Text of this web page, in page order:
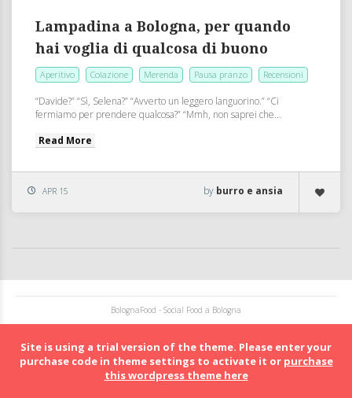
Lampadina a Bologna, per quando
hai voglia di qualcosa di buono
Aperitivo Colazione Merenda Pausa pranzo Recensioni
“Davide?” “Sì, Selena?” “Avverto un leggero languorino.” “Ci
fermiamo per prendere qualcosa?” “Mmh, non saprei che...
Read More
APR 15 by burro e ansia
BolognaFood - Social Food a Bologna
Site is using a trial version of the theme. Please enter your
purchase code in theme settings to activate it or purchase
this wordpress theme here